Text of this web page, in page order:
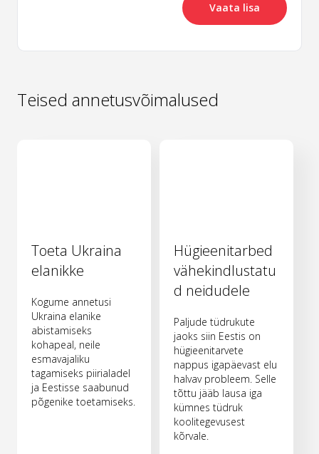
Vaata lisa
Teised annetusvõimalused
Toeta Ukraina
elanikke
Kogume annetusi
Ukraina elanike
abistamiseks
kohapeal, neile
esmavajaliku
tagamiseks piirialadel
ja Eestisse saabunud
põgenike toetamiseks.
Hügieenitarbed
vähekindlustatu
d neidudele
Paljude tüdrukute
jaoks siin Eestis on
hügieenitarvete
nappus igapäevast elu
halvav probleem. Selle
tõttu jääb lausa iga
kümnes tüdruk
koolitegevusest
kõrvale.